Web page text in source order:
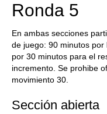
Ronda 5
En ambas secciones
de juego: 90 minutos
por 30 minutos para el
incremento. Se prohibe
movimiento 30.
Sección abierta